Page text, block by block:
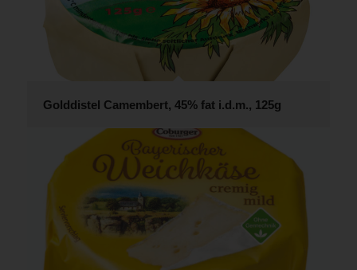
Golddistel Camembert, 45% fat i.d.m., 125g